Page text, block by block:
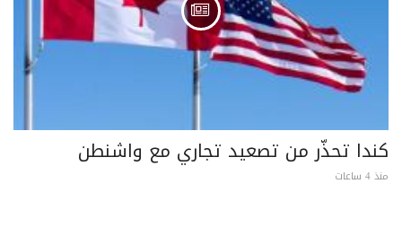
كندا تحذّر من تصعيد تجاري مع واشنطن
منذ 4 ساعات